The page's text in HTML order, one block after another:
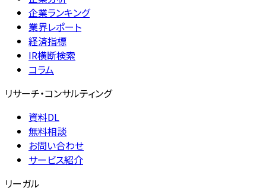
企業ランキング
業界レポート
経済指標
IR横断検索
コラム
リサーチ・コンサルティング
資料DL
無料相談
お問い合わせ
サービス紹介
リーガル